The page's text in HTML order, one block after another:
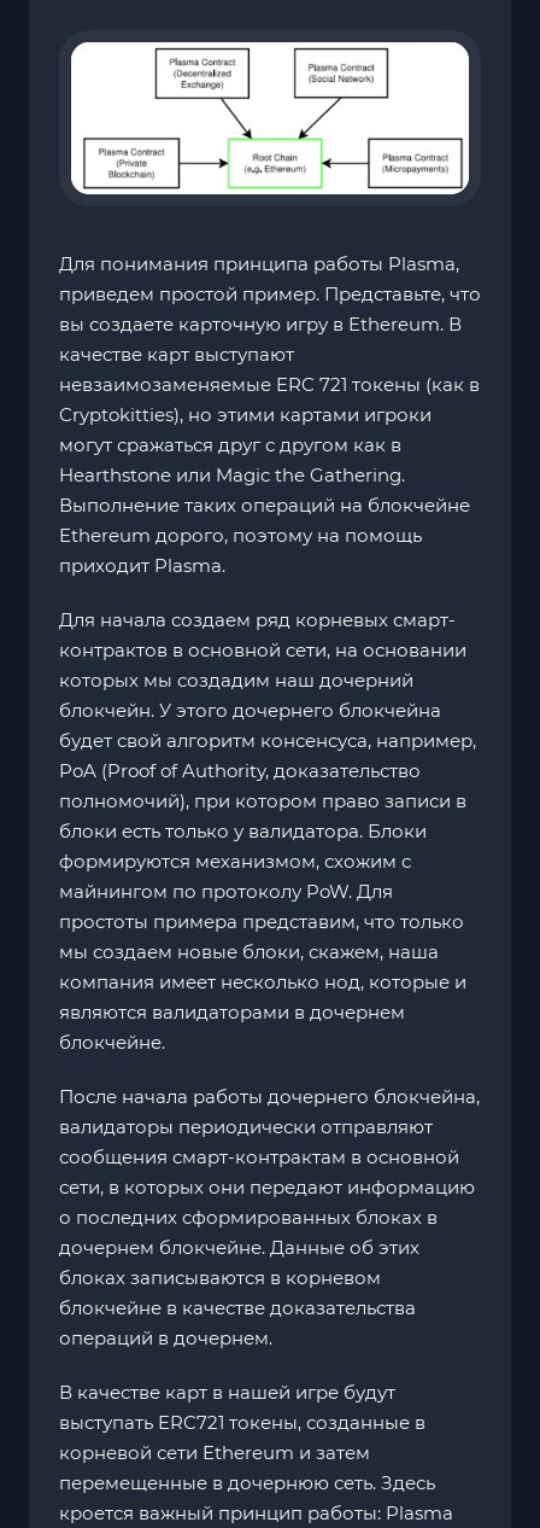
Для понимания принципа работы Plasma,
приведем простой пример. Представьте, что
вы создаете карточную игру в Ethereum. В
качестве карт выступают
невзаимозаменяемые ERC 721 токены (как в
Cryptokitties), но этими картами игроки
могут сражаться друг с другом как в
Hearthstone или Magic the Gathering.
Выполнение таких операций на блокчейне
Ethereum дорого, поэтому на помощь
приходит Plasma.
Для начала создаем ряд корневых смарт-
контрактов в основной сети, на основании
которых мы создадим наш дочерний
блокчейн. У этого дочернего блокчейна
будет свой алгоритм консенсуса, например,
PoA (Proof of Authority, доказательство
полномочий), при котором право записи в
блоки есть только у валидатора. Блоки
формируются механизмом, схожим с
майнингом по протоколу PoW. Для
простоты примера представим, что только
мы создаем новые блоки, скажем, наша
компания имеет несколько нод, которые и
являются валидаторами в дочернем
блокчейне.
После начала работы дочернего блокчейна,
валидаторы периодически отправляют
сообщения смарт-контрактам в основной
сети, в которых они передают информацию
о последних сформированных блоках в
дочернем блокчейне. Данные об этих
блоках записываются в корневом
блокчейне в качестве доказательства
операций в дочернем.
В качестве карт в нашей игре будут
выступать ERC721 токены, созданные в
корневой сети Ethereum и затем
перемещенные в дочернюю сеть. Здесь
кроется важный принцип работы: Plasma